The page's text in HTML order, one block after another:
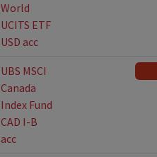
World
UCITS ETF
USD acc
UBS MSCI
Canada
Index Fund
CAD I-B
acc